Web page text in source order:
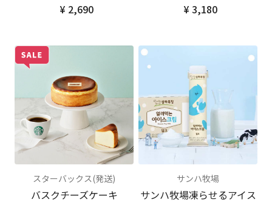
¥ 2,690
¥ 3,180
スターバックス(発送)
バスクチーズケーキ
サンハ牧場
サンハ牧場凍らせるアイス